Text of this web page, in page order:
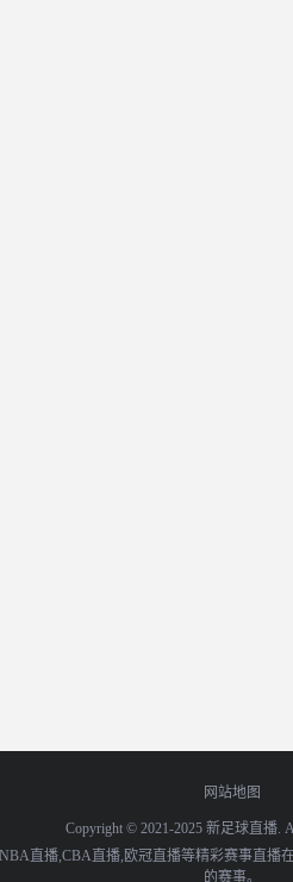
网站地图
Copyright © 2021-2025 新足球直播.
直播,CBA直播,欧冠直播等精彩赛事直
的赛事。